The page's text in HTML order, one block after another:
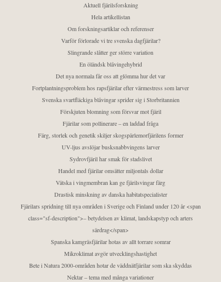
Aktuell fjärilsforskning
Hela artikellistan
Om forskningsartiklar och referenser
Varför förlorade vi tre svenska dagfjärilar?
Slingrande slåtter ger större variation
En öländsk blåvingehybrid
Det nya normala får oss att glömma hur det var
Fortplantningsproblem hos rapsfjärilar efter värmestress som larver
Svenska svartfläckiga blåvingar sprider sig i Storbritannien
Förskjuten blomning som försvar mot fjäril
Fjärilar som pollinerare – en laddad fråga
Färg, storlek och genetik skiljer skogspärlemorfjärilens former
UV-ljus avslöjar busksnabbvingens larver
Sydrovfjäril har smak för stadslivet
Handel med fjärilar omsätter miljontals dollar
Vätska i vingmembran kan ge fjärilsvingar färg
Drastisk minskning av danska habitatspecialister
Fjärilars spridning till nya områden i Sverige och Finland under 120 år <span
class="sf-description">– betydelsen av klimat, landskapstyp och arters
särdrag</span>
Spanska kamgräsfjärilar hotas av allt torrare somrar
Mikroklimat avgör utvecklingshastighet
Bete i Natura 2000-områden hotar de väddnätfjärilar som ska skyddas
Nektar – tema med många variationer